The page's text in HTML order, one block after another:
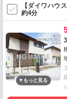
【ダイワハウ
約4分